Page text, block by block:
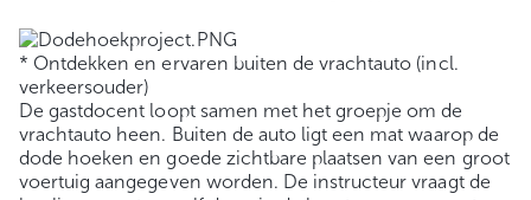
* Ontdekken en ervaren buiten de vrachtauto (incl.
verkeersouder)
De gastdocent loopt samen met het groepje om de
vrachtauto heen. Buiten de auto ligt een mat waarop de
dode hoeken en goede zichtbare plaatsen van een groot
voertuig aangegeven worden. De instructeur vraagt de